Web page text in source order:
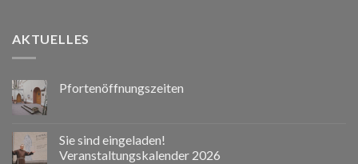
AKTUELLES
Pfortenöffnungszeiten
Sie sind eingeladen!
Veranstaltungskalender 2026